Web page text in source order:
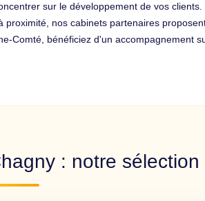
sur le développement de vos
nos cabinets partenaires
Comté, bénéficiez d'un accompagnement
: notre sélection